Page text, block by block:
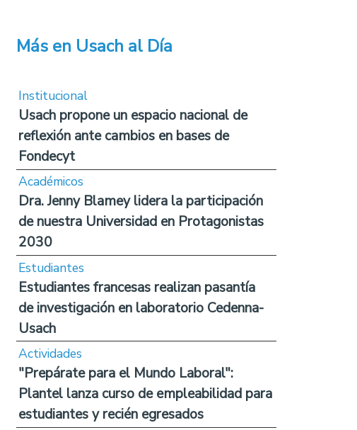
Más en Usach al Día
Institucional
Usach propone un espacio nacional de
reflexión ante cambios en bases de
Fondecyt
Académicos
Dra. Jenny Blamey lidera la participación
de nuestra Universidad en Protagonistas
2030
Estudiantes
Estudiantes francesas realizan pasantía
de investigación en laboratorio Cedenna-
Usach
Actividades
"Prepárate para el Mundo Laboral":
Plantel lanza curso de empleabilidad para
estudiantes y recién egresados